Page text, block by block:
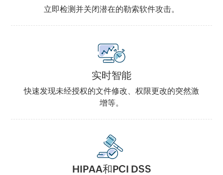
立即检测并关闭潜在的勒索软件攻击。
实时智能
快速发现未经授权的文件修改、权限更改的突然激
增等。
HIPAA和PCI DSS